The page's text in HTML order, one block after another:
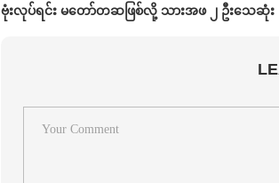
ဗုံးလုပ်ရင်း မတော်တဆဖြစ်လို့ သားအဖ ၂ ဦးသေဆုံး